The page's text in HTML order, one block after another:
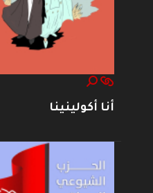
أنا أكولينينا